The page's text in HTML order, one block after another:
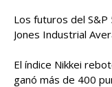
Los futuros del
Jones Industrial
El índice Nikkei
ganó más de 400